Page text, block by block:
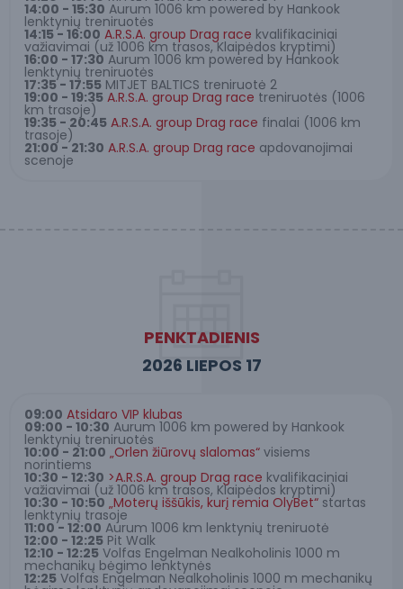
14:00 - 15:30 Aurum 1006 km powered by Hankook
lenktynių treniruotės
14:15 - 16:00 A.R.S.A. group Drag race kvalifikaciniai
važiavimai (už 1006 km trasos, Klaipėdos kryptimi)
16:00 - 17:30 Aurum 1006 km powered by Hankook
lenktynių treniruotės
17:35 - 17:55 MITJET BALTICS treniruotė 2
19:00 - 19:35 A.R.S.A. group Drag race treniruotės (1006
km trasoje)
19:35 - 20:45 A.R.S.A. group Drag race finalai (1006 km
trasoje)
21:00 - 21:30 A.R.S.A. group Drag race apdovanojimai
scenoje
PENKTADIENIS
2026 LIEPOS 17
09:00 Atsidaro VIP klubas
09:00 - 10:30 Aurum 1006 km powered by Hankook
lenktynių treniruotės
10:00 - 21:00 „Orlen žiūrovų slalomas“ visiems
norintiems
10:30 - 12:30 >A.R.S.A. group Drag race kvalifikaciniai
važiavimai (už 1006 km trasos, Klaipėdos kryptimi)
10:30 - 10:50 „Moterų iššūkis, kurį remia OlyBet“ startas
lenktynių trasoje
11:00 - 12:00 Aurum 1006 km lenktynių treniruotė
12:00 - 12:25 Pit Walk
12:10 - 12:25 Volfas Engelman Nealkoholinis 1000 m
mechanikų bėgimo lenktynės
12:25 Volfas Engelman Nealkoholinis 1000 m mechanikų